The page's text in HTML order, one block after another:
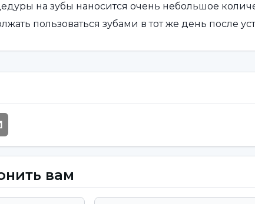
на зубы наносится очень небольшое
пользоваться зубами в тот же день после
зубов?
а также для придания зубу эстетичного
от соответствия структуре зуба он может быть
вам